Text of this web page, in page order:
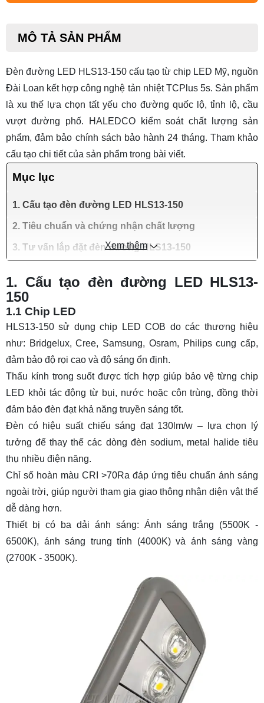
MÔ TẢ SẢN PHẨM
Đèn đường LED HLS13-150 cấu tạo từ chip LED Mỹ, nguồn
Đài Loan kết hợp công nghệ tản nhiệt TCPlus 5s. Sản phẩm
là xu thế lựa chọn tất yếu cho đường quốc lộ, tỉnh lộ, cầu
vượt đường phố. HALEDCO kiểm soát chất lượng sản
phẩm, đảm bảo chính sách bảo hành 24 tháng. Tham khảo
cấu tạo chi tiết của sản phẩm trong bài viết.
Mục lục
1. Cấu tạo đèn đường LED HLS13-150
2. Tiêu chuẩn và chứng nhận chất lượng
3. Tư vấn lắp đặt đèn đường HLS13-150
Xem thêm
1. Cấu tạo đèn đường LED HLS13-
150
1.1 Chip LED
HLS13-150 sử dụng chip LED COB do các thương hiệu
như: Bridgelux, Cree, Samsung, Osram, Philips cung cấp,
đảm bảo độ rọi cao và độ sáng ổn định.
Thấu kính trong suốt được tích hợp giúp bảo vệ từng chip
LED khỏi tác động từ bụi, nước hoặc côn trùng, đồng thời
đảm bảo đèn đạt khả năng truyền sáng tốt.
Đèn có hiệu suất chiếu sáng đạt 130lm/w – lựa chọn lý
tưởng để thay thế các dòng đèn sodium, metal halide tiêu
thụ nhiều điện năng.
Chỉ số hoàn màu CRI >70Ra đáp ứng tiêu chuẩn ánh sáng
ngoài trời, giúp người tham gia giao thông nhận diện vật thể
dễ dàng hơn.
Thiết bị có ba dải ánh sáng: Ánh sáng trắng (5500K -
6500K), ánh sáng trung tính (4000K) và ánh sáng vàng
(2700K - 3500K).